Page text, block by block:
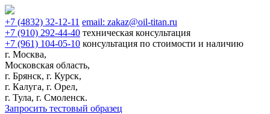
+7 (4832) 32-12-11 email: zakaz@oil-titan.ru
+7 (910) 292-44-40 техническая консультация
+7 (961) 104-05-10 консультация по стоимости и наличию
г. Москва,
Московская область,
г. Брянск, г. Курск,
г. Калуга, г. Орел,
г. Тула, г. Смоленск.
Запросить тестовый образец